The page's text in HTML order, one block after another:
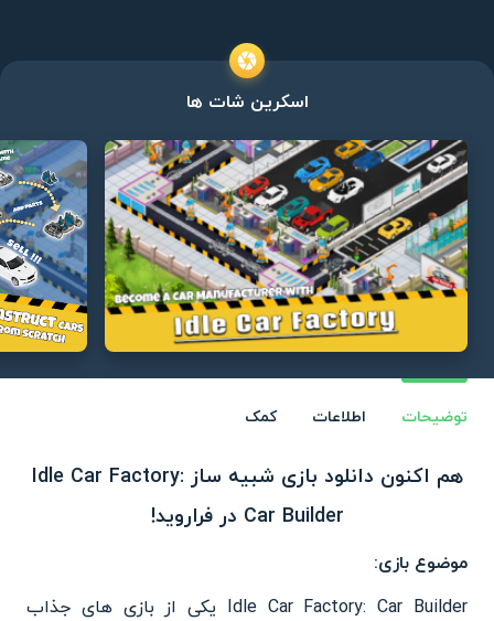
اسکرین شات ها
توضیحات اطلاعات کمک
هم اکنون دانلود بازی شبیه ساز Idle Car Factory:
Car Builder در فراروید!
موضوع بازی:
Idle Car Factory: Car Builder یکی از بازی های جذاب